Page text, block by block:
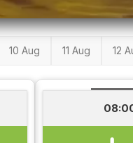
10 Aug 11 Aug 12